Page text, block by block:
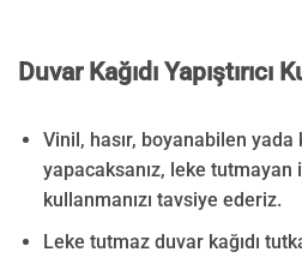
Duvar Kağıdı Yapıştırıcı
Vinil, hasır, boyanabilen yada
yapacaksanız, leke tutmayan
kullanmanızı tavsiye ederiz.
Leke tutmaz duvar kağıdı